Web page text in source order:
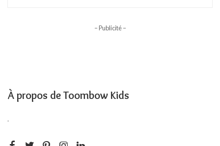
– Publicité –
À propos de Toombow Kids
.